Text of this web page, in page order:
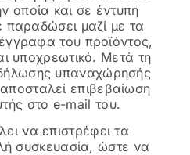
οποία και σε έντυπη
μαζί με τα
του προϊόντος,
υποχρεωτικό. Μετά τη
υπαναχώρησής
επιβεβαίωση
στο e-mail του.
να επιστρέφει τα
συσκευασία, ώστε να